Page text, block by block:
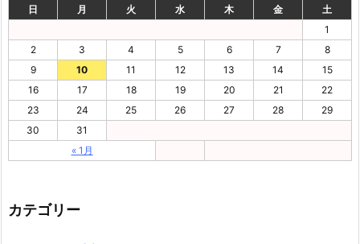
日
月 火 水 木 金 土
« 1月
1
2
3 4 5 6 7
8
9
10 11 12 13 14
15
16
17 18 19 20 21
22
23
24 25 26 27 28
29
30
31
カテゴリー